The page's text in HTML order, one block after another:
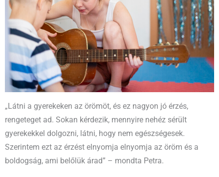
„Látni a gyerekeken az örömöt, és ez nagyon jó érzés,
rengeteget ad. Sokan kérdezik, mennyire nehéz sérült
gyerekekkel dolgozni, látni, hogy nem egészségesek.
Szerintem ezt az érzést elnyomja elnyomja az öröm és a
boldogság, ami belőlük árad” – mondta Petra.